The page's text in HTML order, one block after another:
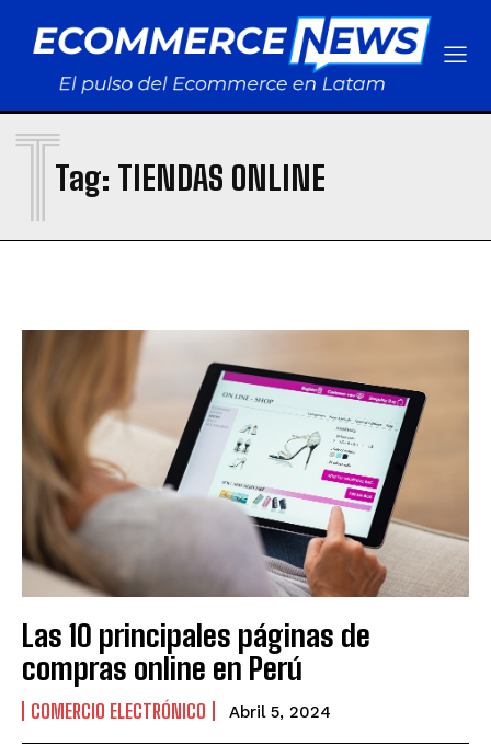
Tag: TIENDAS ONLINE
T
Las 10 principales páginas de
compras online en Perú
COMERCIO ELECTRÓNICO Abril 5, 2024